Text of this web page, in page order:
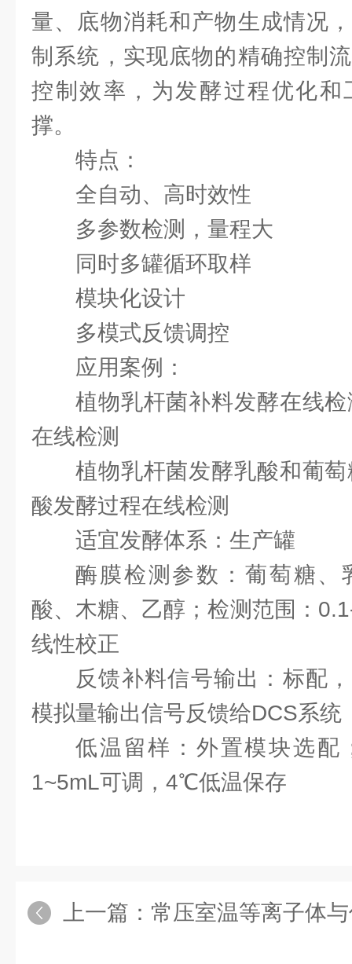
量、底物消耗和产物生成情况
制系统，实现底物的精确控制
控制效率，为发酵过程优化和
撑。
特点：
全自动、高时效性
多参数检测，量程大
同时多罐循环取样
模块化设计
多模式反馈调控
应用案例：
植物乳杆菌补料发酵在线
在线检测
植物乳杆菌发酵乳酸和葡
酸发酵过程在线检测
适宜发酵体系：生产罐
酶膜检测参数：葡萄糖、
酸、木糖、乙醇；检测范围：
线性校正
反馈补料信号输出：标配
模拟量输出信号反馈给DCS系统
低温留样：外置模块选配
1~5mL可调，4℃低温保存
上一篇： 常压室温等离子体与传统的低压气